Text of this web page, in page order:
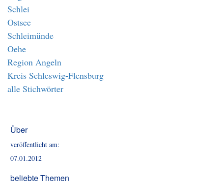
Schlei
Ostsee
Schleimünde
Oehe
Region Angeln
Kreis Schleswig-Flensburg
alle Stichwörter
Über
veröffentlicht am:
07.01.2012
beliebte Themen